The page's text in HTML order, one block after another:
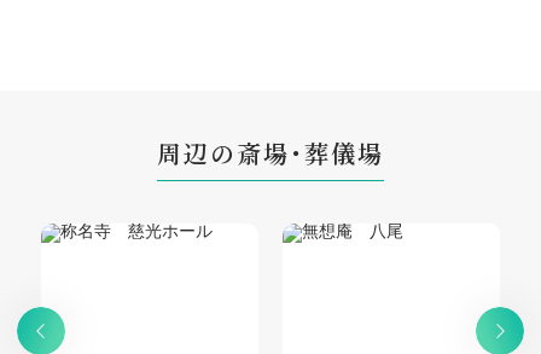
周辺の斎場・葬儀場